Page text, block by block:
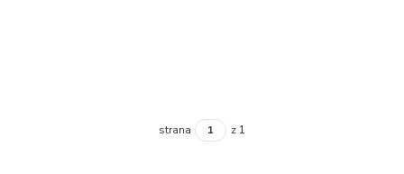
strana z 1